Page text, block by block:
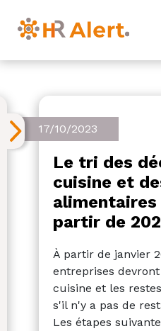
17/10/2023
Le tri des
cuisine et
partir de
À partir de janvier
entreprises
cuisine et les
s'il n'y a pas de
Les étapes